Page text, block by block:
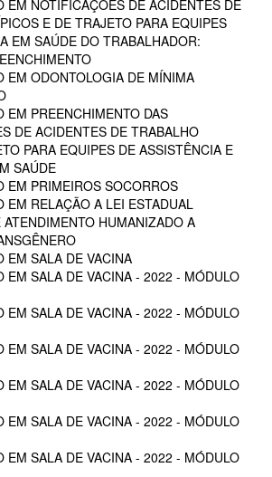
EM NOTIFICAÇÕES DE ACIDENTES DE
E DE TRAJETO PARA EQUIPES
EM SAÚDE DO TRABALHADOR:
EM ODONTOLOGIA DE MÍNIMA
EM PREENCHIMENTO DAS
DE ACIDENTES DE TRABALHO
PARA EQUIPES DE ASSISTÊNCIA E
SAÚDE
EM PRIMEIROS SOCORROS
EM RELAÇÃO A LEI ESTADUAL
HUMANIZADO A
EM SALA DE VACINA
EM SALA DE VACINA - 2022 - MÓDULO
EM SALA DE VACINA - 2022 - MÓDULO
EM SALA DE VACINA - 2022 - MÓDULO
EM SALA DE VACINA - 2022 - MÓDULO
EM SALA DE VACINA - 2022 - MÓDULO
EM SALA DE VACINA - 2022 - MÓDULO